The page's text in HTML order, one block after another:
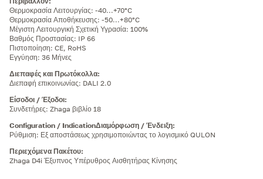
Θερμοκρασία Λειτουργίας: -40...+70°C
Θερμοκρασία Αποθήκευσης: -50...+80°C
Μέγιστη Λειτουργική Σχετική Υγρασία: 100%
Βαθμός Προστασίας: IP 66
Πιστοποίηση: CE, RoHS
Εγγύηση: 36 Μήνες
Διεπαφές και Πρωτόκολλα:
Διεπαφή επικοινωνίας: DALI 2.0
Είσοδοι / Έξοδοι:
Συνδετήρες: Zhaga βιβλίο 18
Configuration / IndicationΔιαμόρφωση / Ένδειξη:
Ρύθμιση: Εξ αποστάσεως χρησιμοποιώντας το λογισμικό QULON
Περιεχόμενα Πακέτου:
Zhaga D4i Έξυπνος Υπέρυθρος Αισθητήρας Κίνησης